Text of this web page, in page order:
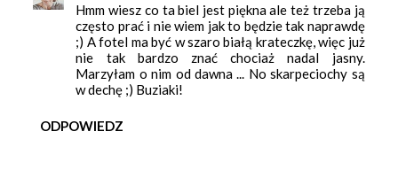
Hmm wiesz co ta biel jest piękna ale też trzeba ją
często prać i nie wiem jak to będzie tak naprawdę
;) A fotel ma być w szaro białą krateczkę, więc już
nie tak bardzo znać chociaż nadal jasny.
Marzyłam o nim od dawna ... No skarpeciochy są
w dechę ;) Buziaki!
ODPOWIEDZ